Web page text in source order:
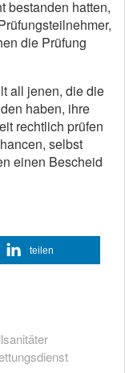
bestanden hatten,
die Prüfung
all jenen, die die
haben, ihre
rechtlich prüfen
selbst
einen Bescheid
teilen